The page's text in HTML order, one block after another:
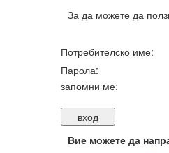
За да можете да
Потребителско име:
Парола:
запомни ме:
Вие можете да